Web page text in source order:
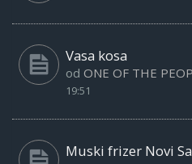
Vasa kosa
od ONE OF THE
19:51
Muski frizer Novi